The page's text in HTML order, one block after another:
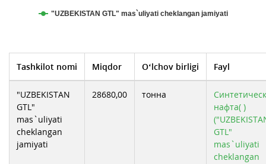
"UZBEKISTAN GTL" mas`uliyati cheklangan jamiyati
Tashkilot nomi Miqdor O‘lchov birligi Fayl
"UZBEKISTAN
GTL"
mas`uliyati
cheklangan
jamiyati
28680,00 тонна
нафта( )
GTL"
mas`uliyati
cheklangan